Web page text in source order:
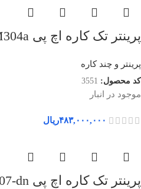
پرینتر تک کاره اچ پی M304a
پرینتر و چند کاره
کد محصول: 3551
موجود در انبار
۴۸۳,۰۰۰,۰۰۰ریال
پرینتر تک کاره اچ پی M507-dn